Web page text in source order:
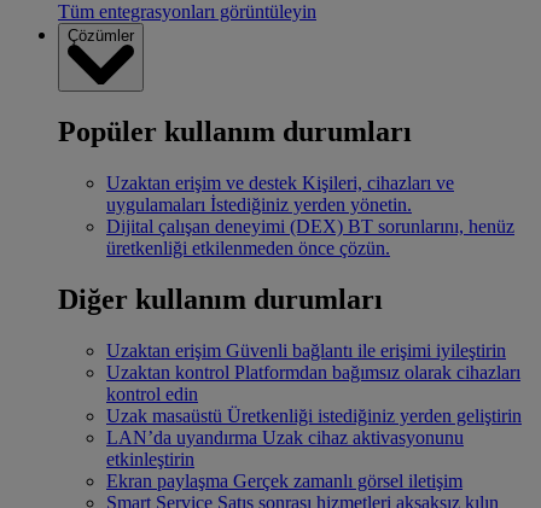
Tüm entegrasyonları görüntüleyin
Çözümler
Popüler kullanım durumları
Uzaktan erişim ve destek Kişileri, cihazları ve
uygulamaları İstediğiniz yerden yönetin.
Dijital çalışan deneyimi (DEX) BT sorunlarını, henüz
üretkenliği etkilenmeden önce çözün.
Diğer kullanım durumları
Uzaktan erişim Güvenli bağlantı ile erişimi iyileştirin
Uzaktan kontrol Platformdan bağımsız olarak cihazları
kontrol edin
Uzak masaüstü Üretkenliği istediğiniz yerden geliştirin
LAN’da uyandırma Uzak cihaz aktivasyonunu
etkinleştirin
Ekran paylaşma Gerçek zamanlı görsel iletişim
Smart Service Satış sonrası hizmetleri aksaksız kılın